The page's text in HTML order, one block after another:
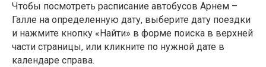
Чтобы посмотреть расписание автобусов Арнем –
Галле на определенную дату, выберите дату поездки
и нажмите кнопку «Найти» в форме поиска в верхней
части страницы, или кликните по нужной дате в
календаре справа.